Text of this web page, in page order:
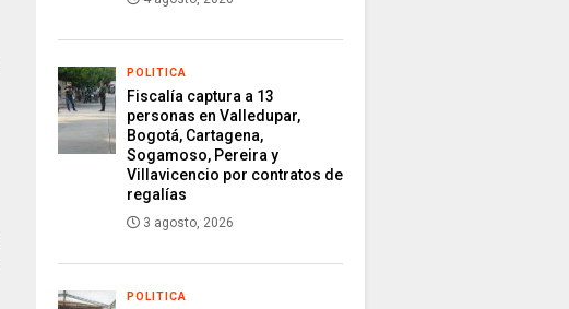
POLITICA
Fiscalía captura a 13
personas en Valledupar,
Bogotá, Cartagena,
Sogamoso, Pereira y
Villavicencio por contratos de
regalías
3 agosto, 2026
POLITICA